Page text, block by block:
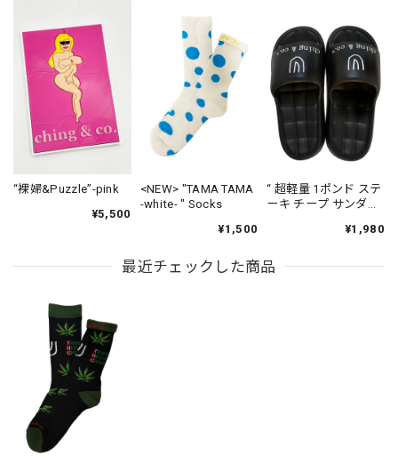
“裸婦&Puzzle”-pink
¥5,500
<NEW> "TAMA TAMA
-white- " Socks
¥1,500
“ 超軽量 1ポンド ステ
ーキ チープ サンダル
¥1,980
最近チェックした商品